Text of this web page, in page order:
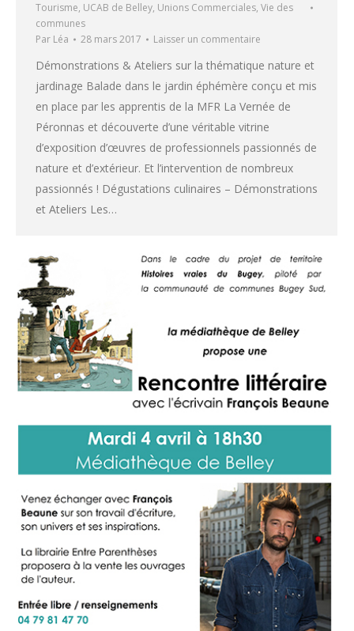
Tourisme, UCAB de Belley, Unions Commerciales, Vie des
communes
Par Léa 28 mars 2017 Laisser un commentaire
Démonstrations & Ateliers sur la thématique nature et
jardinage Balade dans le jardin éphémère conçu et mis
en place par les apprentis de la MFR La Vernée de
Péronnas et découverte d’une véritable vitrine
d’exposition d’œuvres de professionnels passionnés de
nature et d’extérieur. Et l’intervention de nombreux
passionnés ! Dégustations culinaires – Démonstrations
et Ateliers Les…